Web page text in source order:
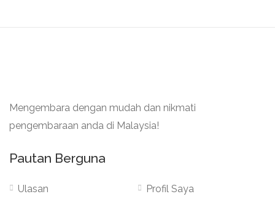
Mengembara dengan mudah dan nikmati
pengembaraan anda di Malaysia!
Pautan Berguna
Ulasan
Profil Saya